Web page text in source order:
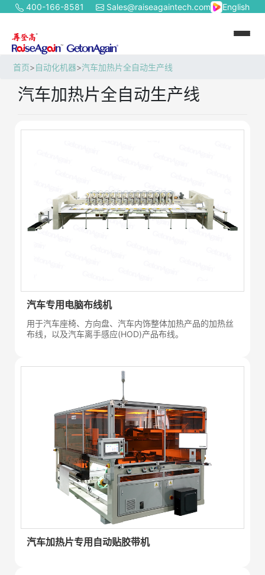
400-166-8581 Sales@raiseagaintech.com English
首页>自动化机器>汽车加热片全自动生产线
汽车加热片全自动生产线
汽车专用电脑布线机
用于汽车座椅、方向盘、汽车内饰整体加热产品的加热丝
布线，以及汽车离手感应(HOD)产品布线。
汽车加热片专用自动贴胶带机